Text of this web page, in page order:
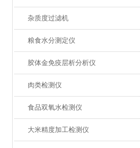
杂质度过滤机
粮食水分测定仪
胶体金免疫层析分析仪
肉类检测仪
食品双氧水检测仪
大米精度加工检测仪